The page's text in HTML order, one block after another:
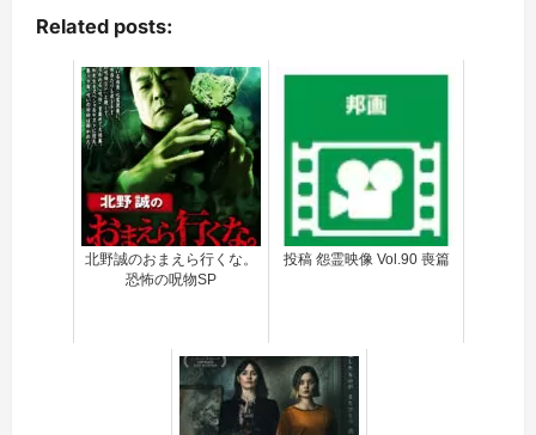
Related posts:
北野誠のおまえら行くな。
恐怖の呪物SP
投稿 怨霊映像 Vol.90 喪篇